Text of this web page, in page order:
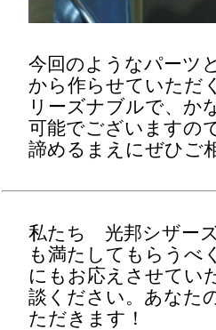
今回のようなパーツ
から作らせていただ
リーズナブルで、か
可能でございますの
諦めるまえにぜひご
私たち 光邦シザー
も満たしてもらうべ
にもお応えさせてい
談ください。あなた
ただきます！